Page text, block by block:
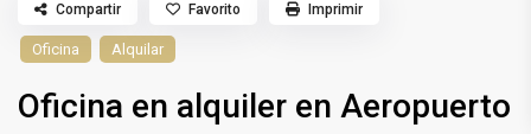
Oficina Alquilar
Oficina en alquiler en Aeropuerto
Compartir Favorito Imprimir